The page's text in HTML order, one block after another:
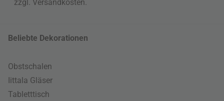
zzgl. Versandkosten
Beliebte Dekorationen
Obstschalen
Iittala Gläser
Tabletttisch